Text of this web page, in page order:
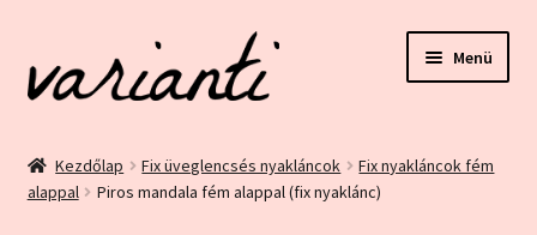
a
navigációhoz
a
tartalomba
Menü
ÁSZF és Adatvédelem
Kezdőlap Fix üveglencsés nyakláncok
Fix nyakláncok fém
alappal
Piros mandala fém alappal (fix nyaklánc)